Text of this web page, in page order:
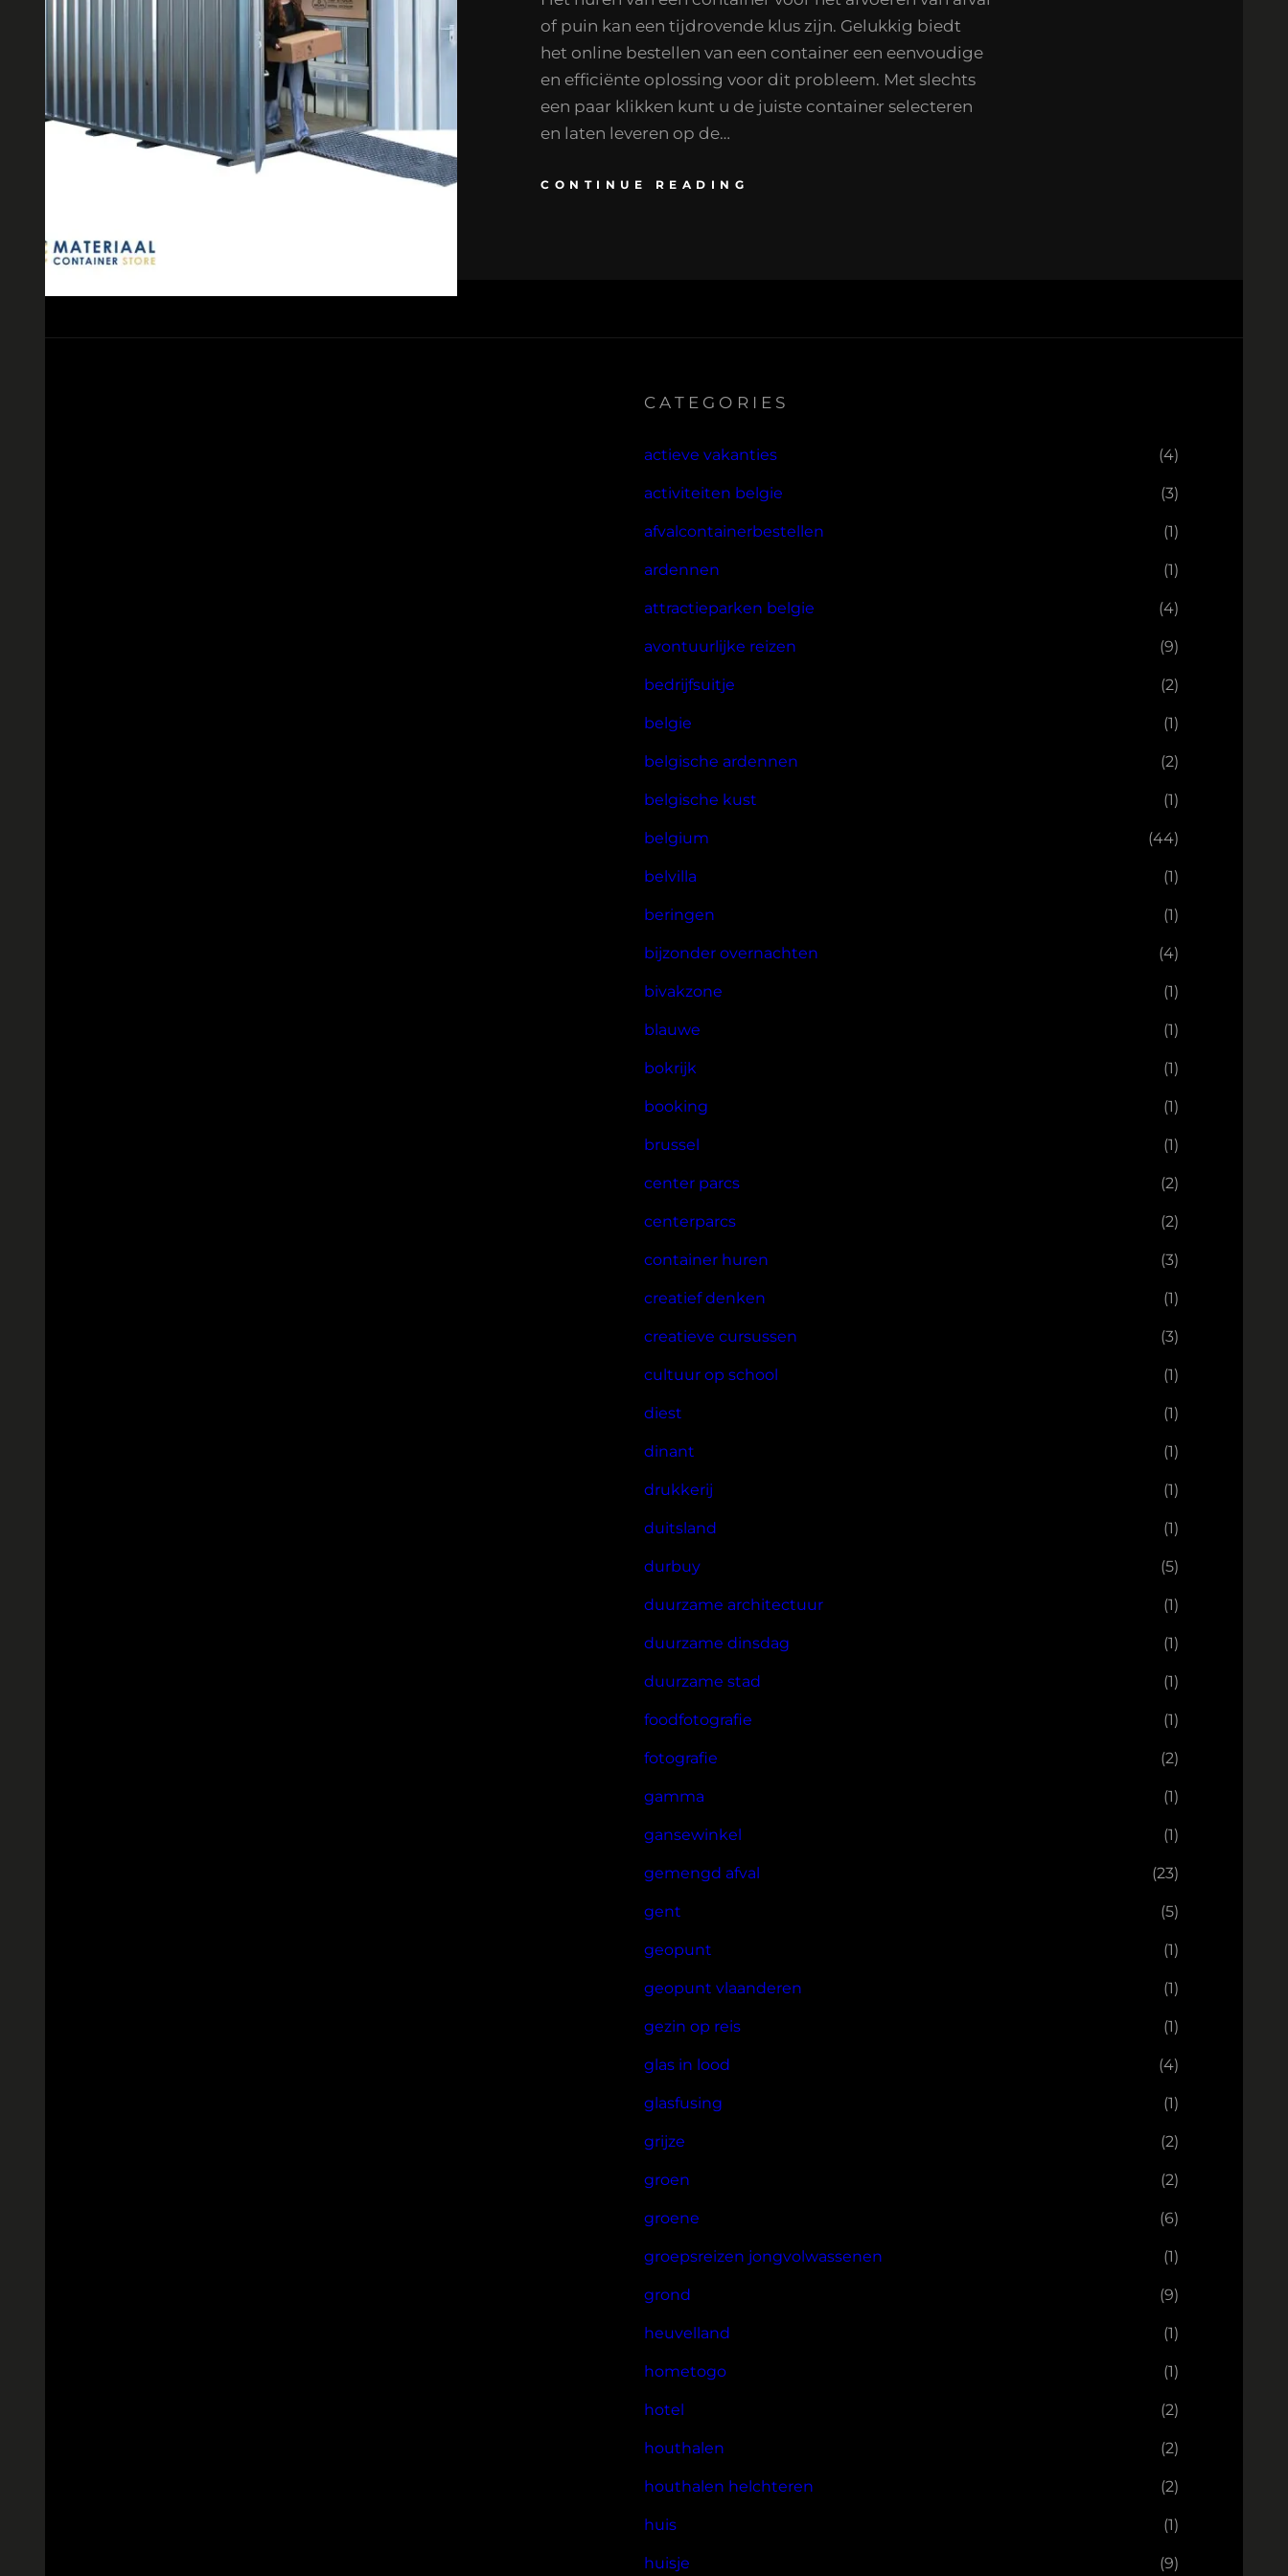
of puin kan een tijdrovende klus zijn. Gelukkig biedt
het online bestellen van een container een eenvoudige
en efficiënte oplossing voor dit probleem. Met slechts
een paar klikken kunt u de juiste container selecteren
en laten leveren op de…
CONTINUE READING
CATEGORIES
actieve vakanties (4)
activiteiten belgie (3)
afvalcontainerbestellen (1)
ardennen (1)
attractieparken belgie (4)
avontuurlijke reizen (9)
bedrijfsuitje (2)
belgie (1)
belgische ardennen (2)
belgische kust (1)
belgium (44)
belvilla (1)
beringen (1)
bijzonder overnachten (4)
bivakzone (1)
blauwe (1)
bokrijk (1)
booking (1)
brussel (1)
center parcs (2)
centerparcs (2)
container huren (3)
creatief denken (1)
creatieve cursussen (3)
cultuur op school (1)
diest (1)
dinant (1)
drukkerij (1)
duitsland (1)
durbuy (5)
duurzame architectuur (1)
duurzame dinsdag (1)
duurzame stad (1)
foodfotografie (1)
fotografie (2)
gamma (1)
gansewinkel (1)
gemengd afval (23)
gent (5)
geopunt (1)
geopunt vlaanderen (1)
gezin op reis (1)
glas in lood (4)
glasfusing (1)
grijze (2)
groen (2)
groene (6)
groepsreizen jongvolwassenen (1)
grond (9)
heuvelland (1)
hometogo (1)
hotel (2)
houthalen (2)
houthalen helchteren (2)
huis (1)
huisje (9)